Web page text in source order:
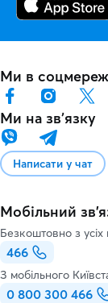
Ми в
Ми на звʼязку
Написати у чат
Мобільний
Безкоштовно з усіх
466
З мобільного
0 800 300 466